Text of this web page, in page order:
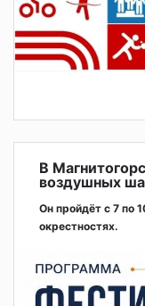
В
воздушных
Он пройдёт с 7 по
окрестностях.